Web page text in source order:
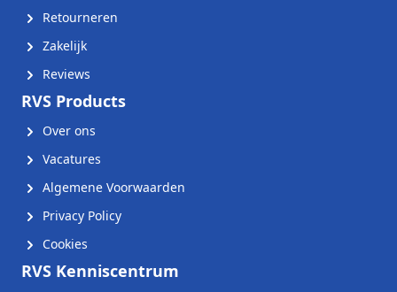
Retourneren
Zakelijk
Reviews
RVS Products
Over ons
Vacatures
Algemene Voorwaarden
Privacy Policy
Cookies
RVS Kenniscentrum